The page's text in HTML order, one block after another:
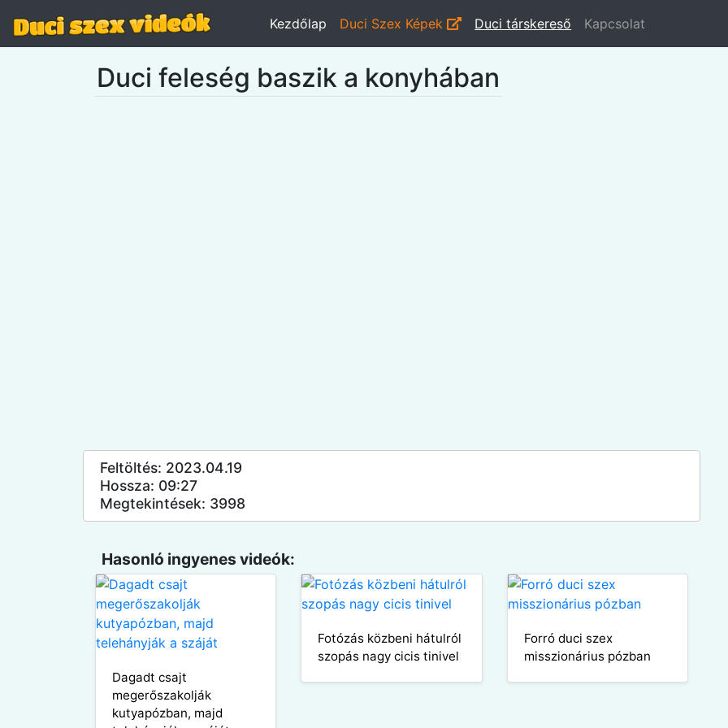
Kezdőlap Duci Szex Képek Duci társkereső Kapcsolat
Duci feleség baszik a konyhában
Feltöltés: 2023.04.19
Hossza: 09:27
Megtekintések: 3998
Hasonló ingyenes videók:
Dagadt csajt
megerőszakolják
kutyapózban, majd
Fotózás közbeni hátulról
szopás nagy cicis tinivel
Forró duci szex
misszionárius pózban